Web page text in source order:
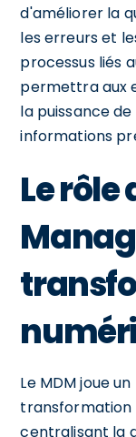
d'améliorer la
les erreurs et
processus liés
permettra aux
la puissance
informations
Le rôle
Le MDM joue
transformation
centralisant la